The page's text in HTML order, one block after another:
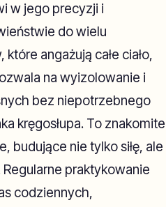
w jego precyzji i
do wielu
angażują całe ciało,
na wyizolowanie i
bez niepotrzebnego
kręgosłupa. To znakomite
budujące nie tylko siłę, ale
praktykowanie
codziennych,